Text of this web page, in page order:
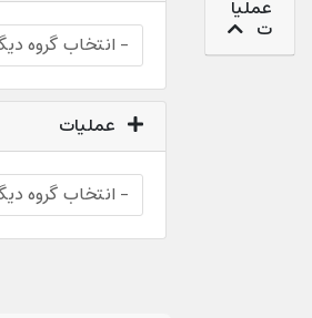
عملیا
ت
عملیات